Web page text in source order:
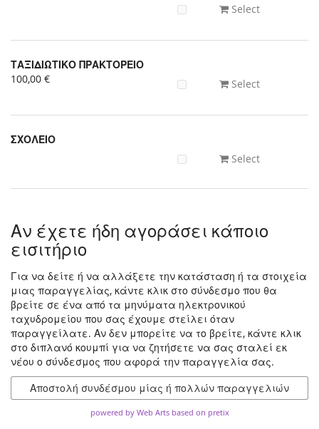
Select
ΤΑΞΙΔΙΩΤΙΚΟ ΠΡΑΚΤΟΡΕΙΟ
100,00 €
Select
ΣΧΟΛΕΙΟ
Select
Αν έχετε ήδη αγοράσει κάποιο
εισιτήριο
Για να δείτε ή να αλλάξετε την κατάσταση ή τα στοιχεία
μιας παραγγελίας, κάντε κλικ στο σύνδεσμο που θα
βρείτε σε ένα από τα μηνύματα ηλεκτρονικού
ταχυδρομείου που σας έχουμε στείλει όταν
παραγγείλατε. Αν δεν μπορείτε να το βρείτε, κάντε κλικ
στο διπλανό κουμπί για να ζητήσετε να σας σταλεί εκ
νέου ο σύνδεσμος που αφορά την παραγγελία σας.
Αποστολή συνδέσμου μίας ή πολλών παραγγελιών
powered by Web Arts based on pretix